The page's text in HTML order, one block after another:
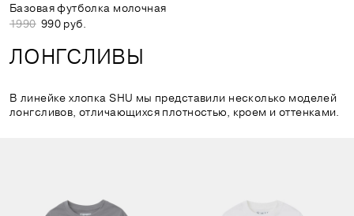
Базовая футболка молочная
1990 990 руб.
ЛОНГСЛИВЫ
В линейке хлопка SHU мы представили несколько моделей
лонгсливов, отличающихся плотностью, кроем и оттенками.